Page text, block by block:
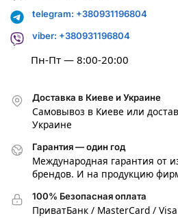
telegram: +380931196804
viber: +380931196804
Пн-Пт — 8:00-20:00
Доставка в Киеве и Украине
Самовывоз в Киеве или
Украине
Гарантия — один год
Международная гарантия от
брендов. И на продукцию
100% Безопасная оплата
ПриватБанк / MasterCard / Visa